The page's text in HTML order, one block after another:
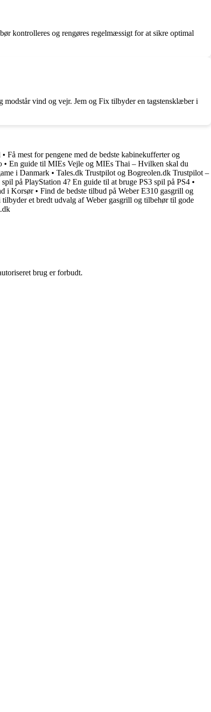
kontrolleres og rengøres regelmæssigt for at sikre optimal
modstår vind og vejr. Jem og Fix tilbyder en tagstensklæber i
• Få mest for pengene med de bedste kabinekufferter og
• En guide til MIEs Vejle og MIEs Thai – Hvilken skal du
i Danmark • Tales.dk Trustpilot og Bogreolen.dk Trustpilot –
på PlayStation 4? En guide til at bruge PS3 spil på PS4 •
i Korsør• Find de bedste tilbud på Weber E310 gasgrill og
et bredt udvalg af Weber gasgrill og tilbehør til gode
brug er forbudt.